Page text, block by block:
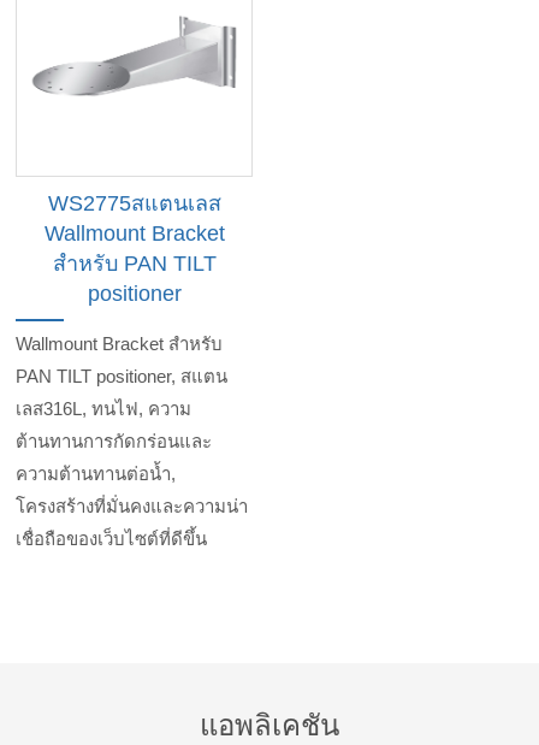
WS2775สแตนเลส
Wallmount Bracket
สำหรับ PAN TILT
positioner
Wallmount Bracket สำหรับ
PAN TILT positioner, สแตน
เลส316L, ทนไฟ, ความ
ต้านทานการกัดกร่อนและ
ความต้านทานต่อน้ำ,
โครงสร้างที่มั่นคงและความน่า
เชื่อถือของเว็บไซต์ที่ดีขึ้น
แอพลิเคชัน